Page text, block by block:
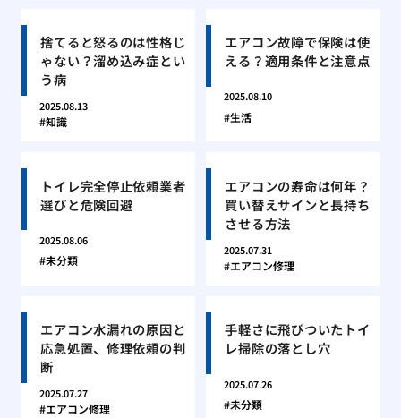
捨てると怒るのは性格じ
ゃない？溜め込み症とい
う病
2025.08.13
知識
エアコン故障で保険は使
える？適用条件と注意点
2025.08.10
生活
トイレ完全停止依頼業者
選びと危険回避
2025.08.06
未分類
エアコンの寿命は何年？
買い替えサインと長持ち
させる方法
2025.07.31
エアコン修理
エアコン水漏れの原因と
応急処置、修理依頼の判
断
2025.07.27
エアコン修理
手軽さに飛びついたトイ
レ掃除の落とし穴
2025.07.26
未分類